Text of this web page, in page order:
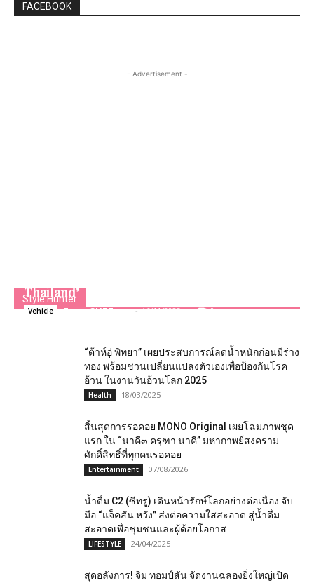
FACEBOOK
- Advertisement -
Style Hunter
Thailand’
Vehicle Team GLITZmag - 16/11/2023 0
“ต้าห์อู๋ พิทยา” เผยประสบการณ์ลดน้ำหนักก่อนมีร่าง
ทอง พร้อมชวนเปลี่ยนแปลงตัวเองเพื่อป้องกันโรค
อ้วน ในงานวันอ้วนโลก 2025
Health 18/03/2025
สิ้นสุดการรอคอย MONO Original เผยโฉมภาพชุด
แรก ใน “นาคี๓ ครุฑา นาคี” มหากาพย์สงคราม
ศักดิ์สิทธิ์ที่ทุกคนรอคอย
Entertainment 07/08/2026
น้ำดื่ม C2 (ซีทรู) เดินหน้ารักษ์โลกอย่างต่อเนื่อง จับ
มือ “แจ็คสัน หวัง” ส่งต่อความใสสะอาด สู่น้ำดื่ม
สะอาดเพื่อชุมชนและผู้ด้อยโอกาส
LIFESTYLE 24/04/2025
สุดอลังการ! จิม ทอมป์สัน จัดงานฉลองยิ่งใหญ่เปิด